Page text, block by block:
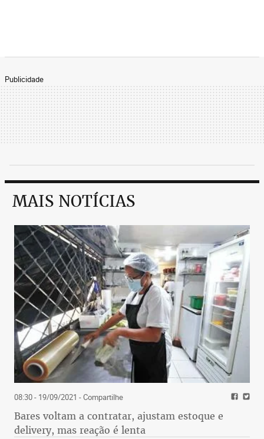
Publicidade
MAIS NOTÍCIAS
08:30 - 19/09/2021 - Compartilhe
Bares voltam a contratar, ajustam estoque e
delivery, mas reação é lenta